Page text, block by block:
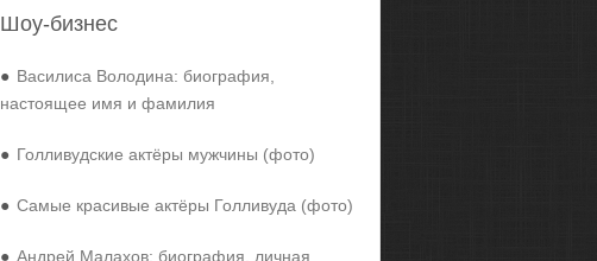
Шоу-бизнес
● Василиса Володина: биография,
настоящее имя и фамилия
● Голливудские актёры мужчины (фото)
● Самые красивые актёры Голливуда (фото)
● Андрей Малахов: биография, личная